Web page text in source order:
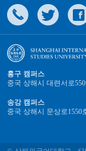
홍구 캠퍼스
중국 상해시 대련서로550
송강 캠퍼스
중국 상해시 문상로1550